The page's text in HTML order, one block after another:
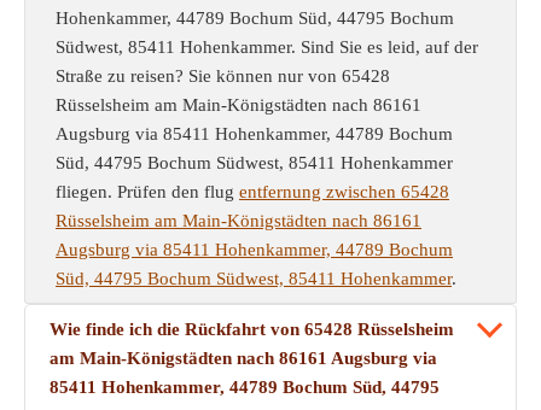
Hohenkammer, 44789 Bochum Süd, 44795 Bochum
Südwest, 85411 Hohenkammer. Sind Sie es leid, auf der
Straße zu reisen? Sie können nur von 65428
Rüsselsheim am Main-Königstädten nach 86161
Augsburg via 85411 Hohenkammer, 44789 Bochum
Süd, 44795 Bochum Südwest, 85411 Hohenkammer
fliegen. Prüfen den flug entfernung zwischen 65428
Rüsselsheim am Main-Königstädten nach 86161
Augsburg via 85411 Hohenkammer, 44789 Bochum
Süd, 44795 Bochum Südwest, 85411 Hohenkammer.
Wie finde ich die Rückfahrt von 65428 Rüsselsheim
am Main-Königstädten nach 86161 Augsburg via
85411 Hohenkammer, 44789 Bochum Süd, 44795